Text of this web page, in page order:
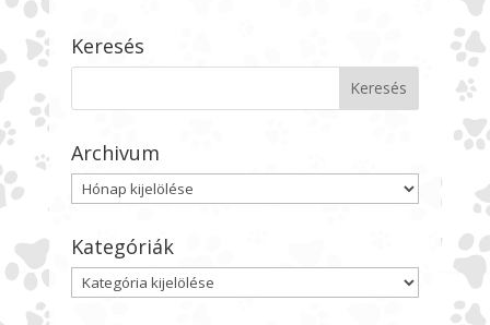
Keresés
Archivum
Archivum
Kategóriák
Kategóriák